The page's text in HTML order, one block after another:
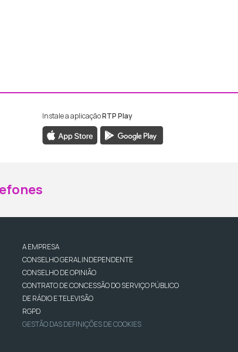
da RTP Madeira
da RTP Madeira
Instale a aplicaçãoRTP Play
A EMPRESA
CONSELHO GERAL INDEPENDENTE
CONSELHO DE OPINIÃO
CONTRATO DE CONCESSÃO DO SERVIÇO PÚBLICO
DE RÁDIO E TELEVISÃO
RGPD
GESTÃO DAS DEFINIÇÕES DE COOKIES